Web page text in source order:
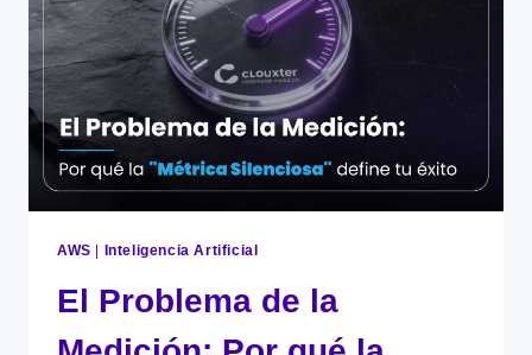
OPERATIVA
AWS Inteligencia Artificial
El Problema de la